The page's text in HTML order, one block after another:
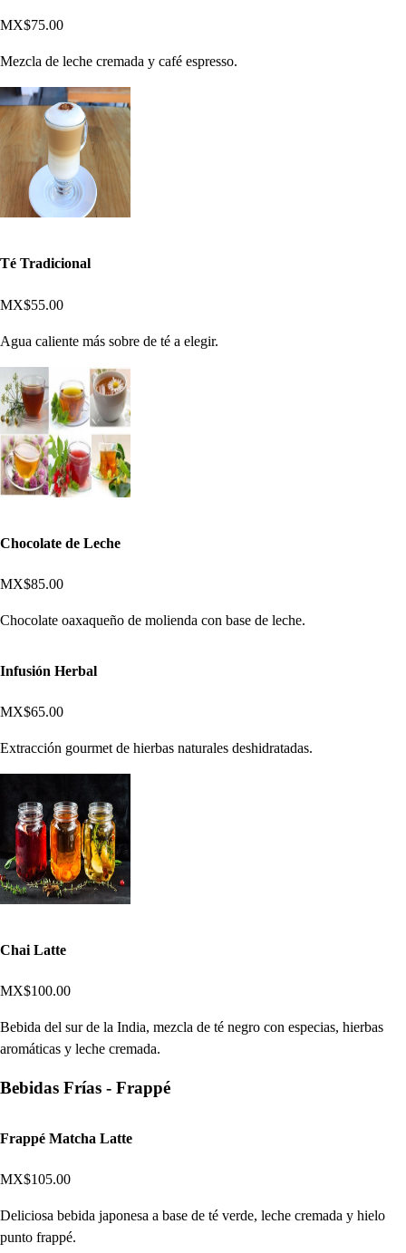
MX$75.00
Mezcla de leche cremada y café espresso.
Té Tradicional
MX$55.00
Agua caliente más sobre de té a elegir.
Chocolate de Leche
MX$85.00
Chocolate oaxaqueño de molienda con base de leche.
Infusión Herbal
MX$65.00
Extracción gourmet de hierbas naturales deshidratadas.
Chai Latte
MX$100.00
Bebida del sur de la India, mezcla de té negro con especias, hierbas
aromáticas y leche cremada.
Bebidas Frías - Frappé
Frappé Matcha Latte
MX$105.00
Deliciosa bebida japonesa a base de té verde, leche cremada y hielo
punto frappé.